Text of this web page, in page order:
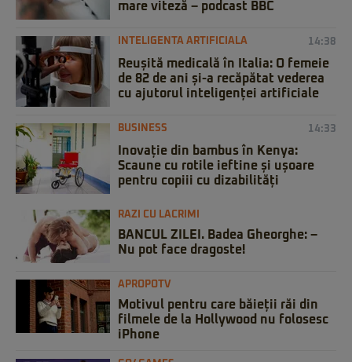
mare viteză – podcast BBC
INTELIGENTA ARTIFICIALA 14:38
Reușită medicală în Italia: O femeie
de 82 de ani și-a recăpătat vederea
cu ajutorul inteligenței artificiale
BUSINESS 14:33
Inovație din bambus în Kenya:
Scaune cu rotile ieftine și ușoare
pentru copiii cu dizabilități
RAZI CU LACRIMI
BANCUL ZILEI. Badea Gheorghe: –
Nu pot face dragoste!
APROPOTV
Motivul pentru care băieții răi din
filmele de la Hollywood nu folosesc
iPhone